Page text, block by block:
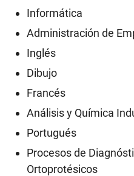
Informática
Administración de
Inglés
Dibujo
Francés
Análisis y Química
Portugués
Procesos de
Ortoprotésicos